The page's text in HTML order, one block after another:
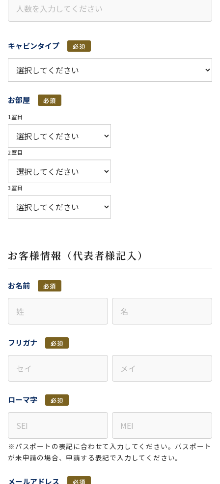
キャビンタイプ 必須
お部屋 必須
1室目
2室目
3室目
お客様情報（代表者様記入）
お名前 必須
フリガナ 必須
ローマ字 必須
※パスポートの表記に合わせて入力してください。パスポート
が未申請の場合、申請する表記で入力してください。
メールアドレス 必須